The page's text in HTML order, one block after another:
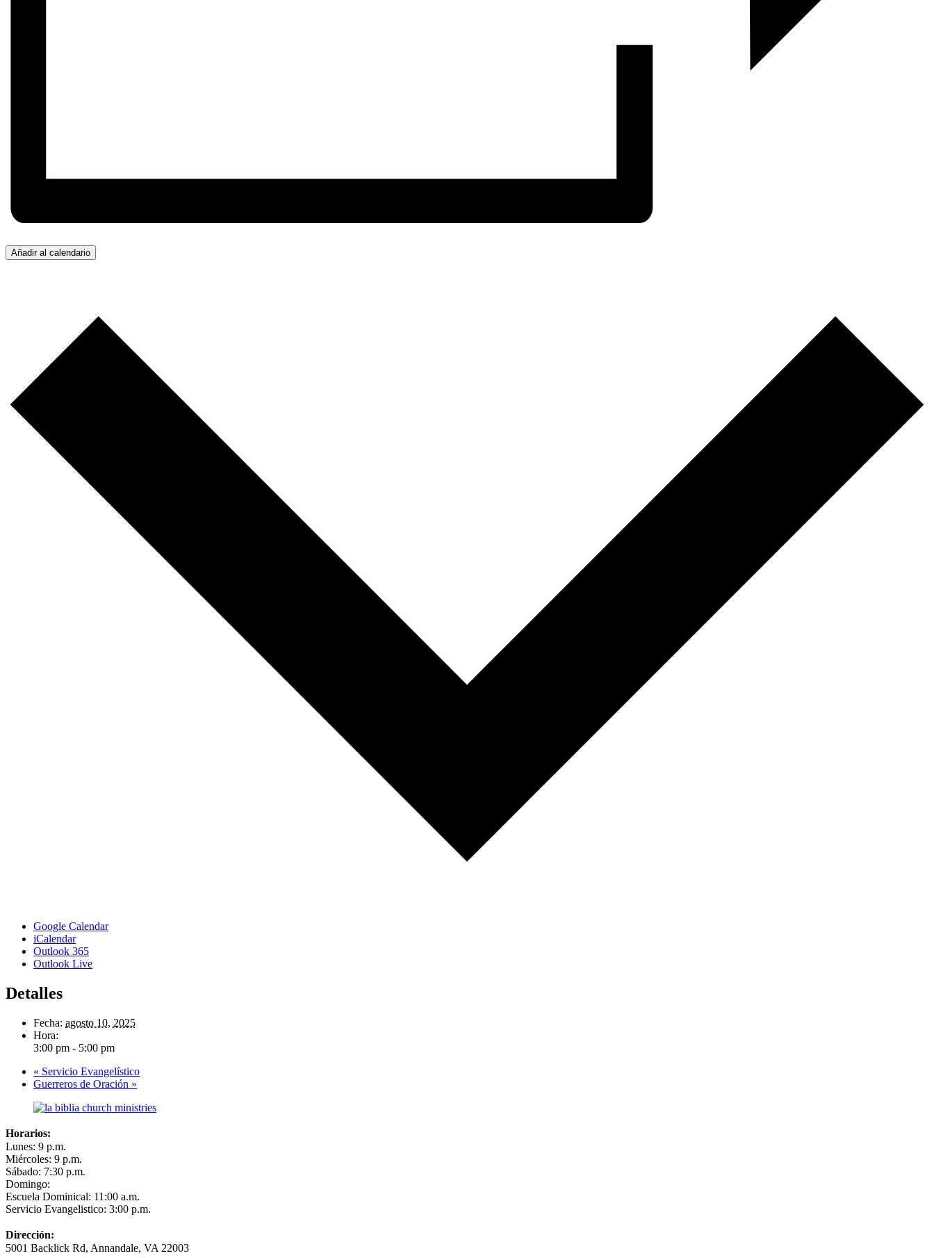
Añadir al calendario
Google Calendar
iCalendar
Outlook 365
Outlook Live
Detalles
Fecha: agosto 10, 2025
Hora:
3:00 pm - 5:00 pm
« Servicio Evangelístico
Guerreros de Oración »
Horarios:
Lunes: 9 p.m.
Miércoles: 9 p.m.
Sábado: 7:30 p.m.
Domingo:
Escuela Dominical: 11:00 a.m.
Servicio Evangelistico: 3:00 p.m.
Dirección:
5001 Backlick Rd, Annandale, VA 22003